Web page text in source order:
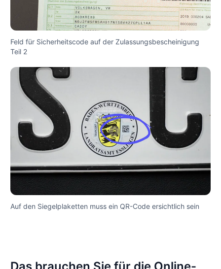
Feld für Sicherheitscode auf der Zulassungsbescheinigung
Teil 2
Auf den Siegelplaketten muss ein QR-Code ersichtlich sein